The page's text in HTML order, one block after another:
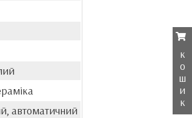
автоматичний
к
о
ш
и
к